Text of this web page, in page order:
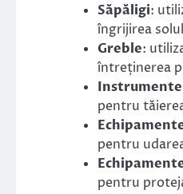
Săpăligi:
îngrijirea
Greble:
întreținerea
pentru
pentru
pentru